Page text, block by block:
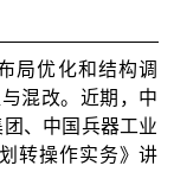
局优化和结构调
混改。近期，中
、中国兵器工业
转操作实务》讲